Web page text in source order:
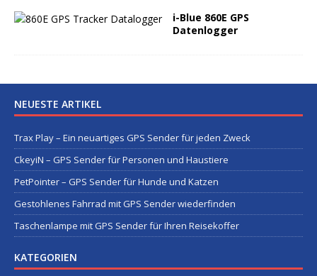
i-Blue 860E GPS
Datenlogger
NEUESTE ARTIKEL
Trax Play – Ein neuartiges GPS Sender für jeden Zweck
CkeyiN – GPS Sender für Personen und Haustiere
PetPointer – GPS Sender für Hunde und Katzen
Gestohlenes Fahrrad mit GPS Sender wiederfinden
Taschenlampe mit GPS Sender für Ihren Reisekoffer
KATEGORIEN